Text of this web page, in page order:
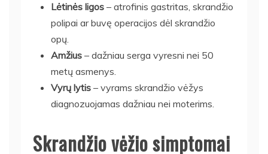
Lėtinės ligos – atrofinis gastritas, skrandžio
polipai ar buvę operacijos dėl skrandžio
opų.
Amžius – dažniau serga vyresni nei 50
metų asmenys.
Vyrų lytis – vyrams skrandžio vėžys
diagnozuojamas dažniau nei moterims.
Skrandžio vėžio simptomai